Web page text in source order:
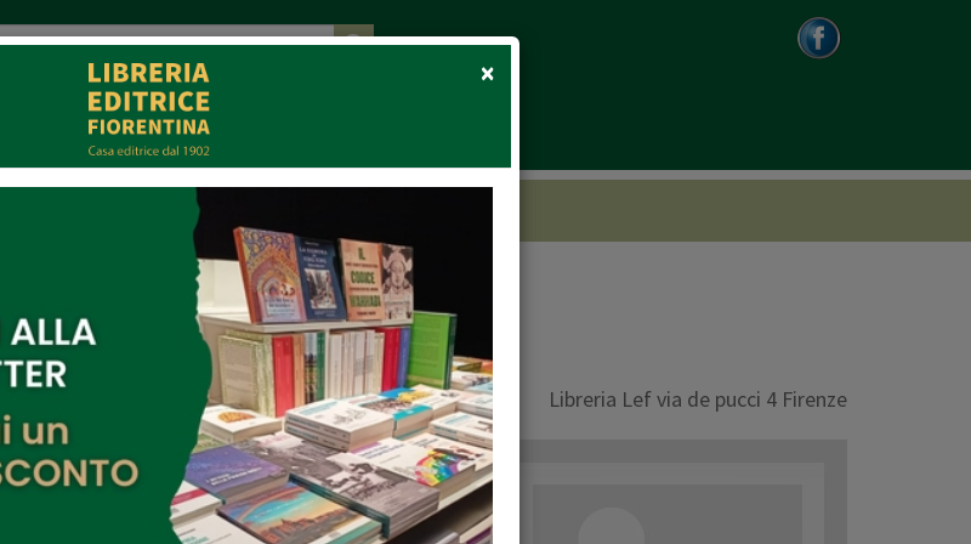
×Close
COLLABORAZIONI
- Don Puglisi di Mario Lancisi
Libreria Lef via de pucci 4 Firenze
a mala strada!". Era questa l'esortazione che don
stancarsi ai ragazzi del quartiere Brancaccio di Palermo,
dalle giovani generazioni si sarebbe potuta